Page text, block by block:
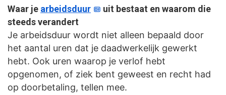
Waar je arbeidsduur
uit bestaat en waarom die
steeds verandert
Je arbeidsduur wordt niet alleen bepaald door
het aantal uren dat je daadwerkelijk gewerkt
hebt. Ook uren waarop je verlof hebt
opgenomen, of ziek bent geweest en recht had
op doorbetaling, tellen mee.